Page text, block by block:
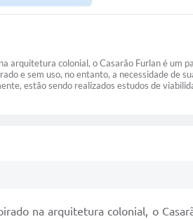
arquitetura colonial, o Casarão Furlan é um
e sem uso, no entanto, a necessidade de
estão sendo realizados estudos de
na arquitetura colonial, o